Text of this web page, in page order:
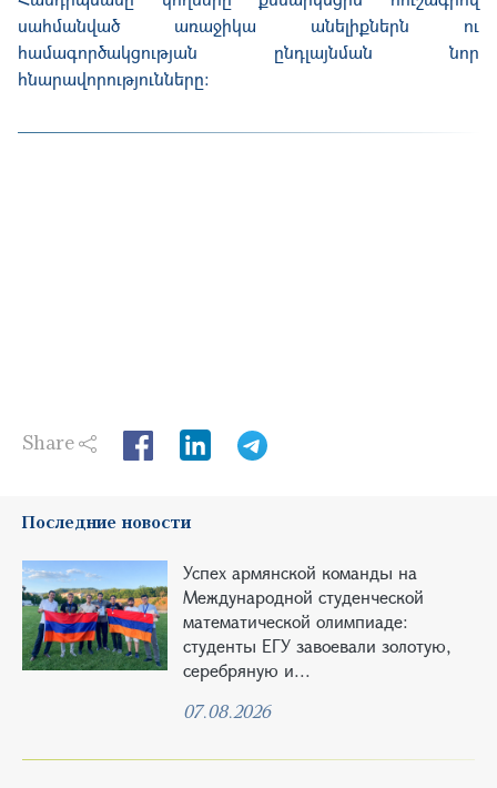
սահմանված առաջիկա անելիքներն ու
համագործակցության ընդլայնման նոր
հնարավորությունները։
Share LinkedIn
Последние новости
Успех армянской команды на
Международной студенческой
математической олимпиаде:
студенты ЕГУ завоевали золотую,
серебряную и...
07.08.2026